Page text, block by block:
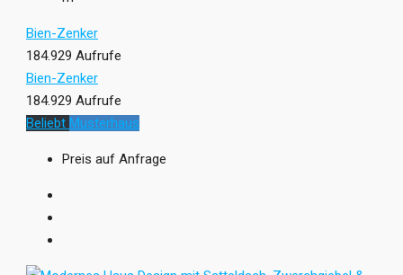
Bien-Zenker
184.929 Aufrufe
Bien-Zenker
184.929 Aufrufe
Beliebt Musterhaus
Preis auf Anfrage